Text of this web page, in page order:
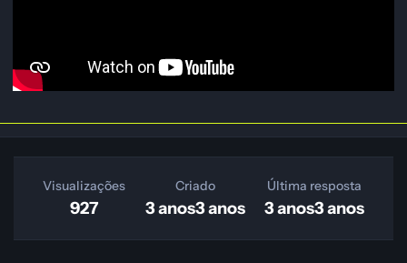
Visualizações
927
Criado
3 anos3 anos
Última resposta
3 anos3 anos